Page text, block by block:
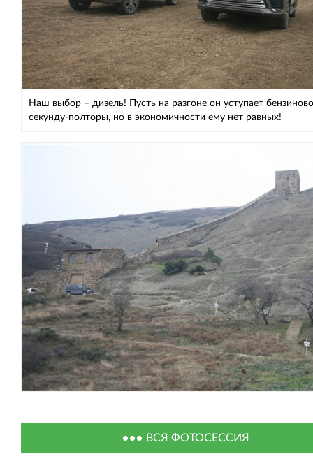
Наш выбор – дизель! Пусть на разгоне он уступает
секунду-полторы, но в экономичности ему нет равных!
ВСЯ ФОТОСЕССИЯ